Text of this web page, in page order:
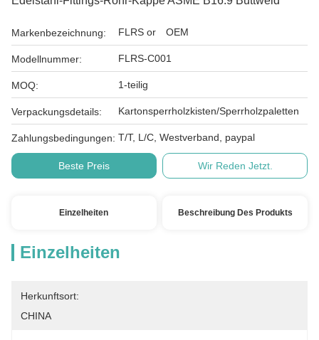
Markenbezeichnung: FLRS or OEM
Modellnummer: FLRS-C001
MOQ: 1-teilig
Verpackungsdetails: Kartonsperrholzkisten/Sperrholzpaletten
Zahlungsbedingungen: T/T, L/C, Westverband, paypal
Beste Preis Wir Reden Jetzt.
Einzelheiten Beschreibung Des Produkts
Einzelheiten
Herkunftsort:
CHINA